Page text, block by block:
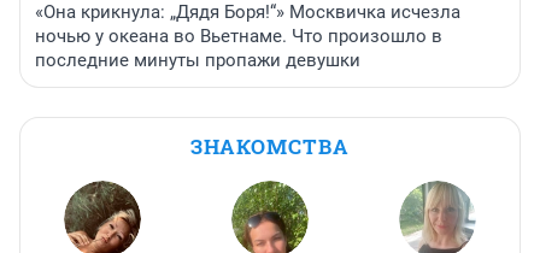
«Она крикнула: „Дядя Боря!“» Москвичка исчезла
ночью у океана во Вьетнаме. Что произошло в
последние минуты пропажи девушки
ЗНАКОМСТВА